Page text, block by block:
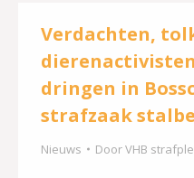
Verdachten,
dringen in
strafzaak
Nieuws DoorVHB